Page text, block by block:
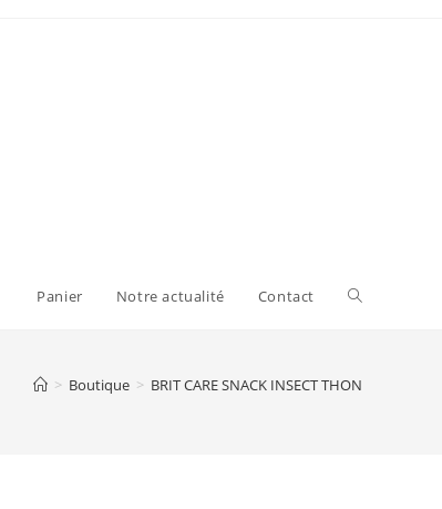
Panier Notre actualité Contact
> Boutique > BRIT CARE SNACK INSECT THON